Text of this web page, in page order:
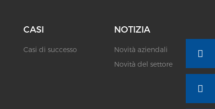
CASI
Casi di successo
NOTIZIA
Novità aziendali
Novità del settore